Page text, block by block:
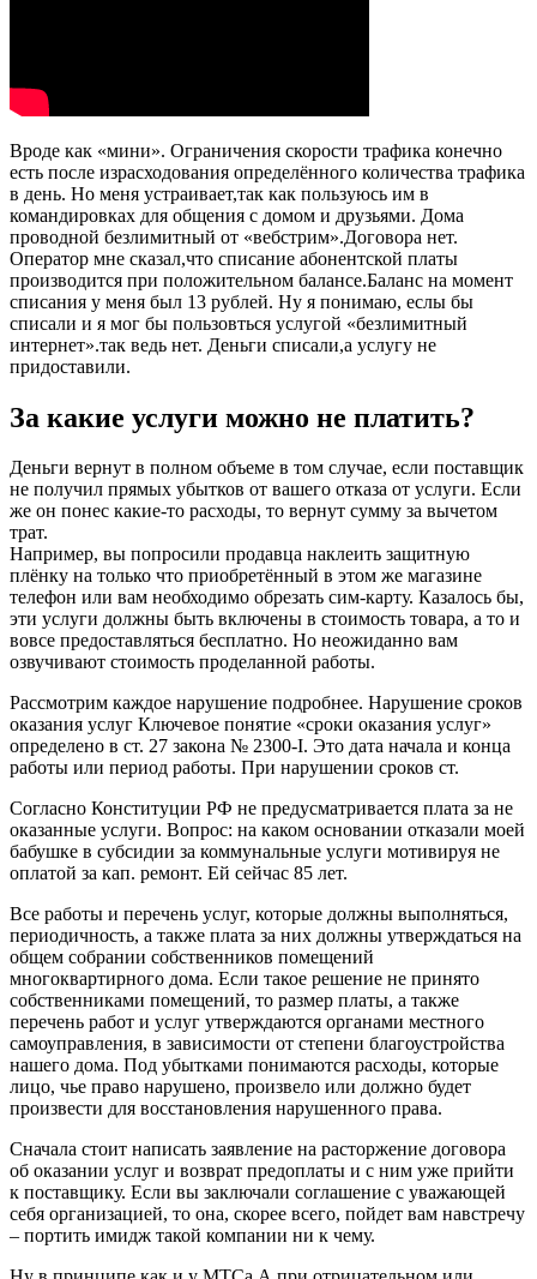
Вроде как «мини». Ограничения скорости трафика конечно
есть после израсходования определённого количества трафика
в день. Но меня устраивает,так как пользуюсь им в
командировках для общения с домом и друзьями. Дома
проводной безлимитный от «вебстрим».Договора нет.
Оператор мне сказал,что списание абонентской платы
производится при положительном балансе.Баланс на момент
списания у меня был 13 рублей. Ну я понимаю, еслы бы
списали и я мог бы пользовться услугой «безлимитный
интернет».так ведь нет. Деньги списали,а услугу не
придоставили.
За какие услуги можно не платить?
Деньги вернут в полном объеме в том случае, если поставщик
не получил прямых убытков от вашего отказа от услуги. Если
же он понес какие-то расходы, то вернут сумму за вычетом
трат.
Например, вы попросили продавца наклеить защитную
плёнку на только что приобретённый в этом же магазине
телефон или вам необходимо обрезать сим-карту. Казалось бы,
эти услуги должны быть включены в стоимость товара, а то и
вовсе предоставляться бесплатно. Но неожиданно вам
озвучивают стоимость проделанной работы.
Рассмотрим каждое нарушение подробнее. Нарушение сроков
оказания услуг Ключевое понятие «сроки оказания услуг»
определено в ст. 27 закона № 2300-I. Это дата начала и конца
работы или период работы. При нарушении сроков ст.
Согласно Конституции РФ не предусматривается плата за не
оказанные услуги. Вопрос: на каком основании отказали моей
бабушке в субсидии за коммунальные услуги мотивируя не
оплатой за кап. ремонт. Ей сейчас 85 лет.
Все работы и перечень услуг, которые должны выполняться,
периодичность, а также плата за них должны утверждаться на
общем собрании собственников помещений
многоквартирного дома. Если такое решение не принято
собственниками помещений, то размер платы, а также
перечень работ и услуг утверждаются органами местного
самоуправления, в зависимости от степени благоустройства
нашего дома. Под убытками понимаются расходы, которые
лицо, чье право нарушено, произвело или должно будет
произвести для восстановления нарушенного права.
Сначала стоит написать заявление на расторжение договора
об оказании услуг и возврат предоплаты и с ним уже прийти
к поставщику. Если вы заключали соглашение с уважающей
себя организацией, то она, скорее всего, пойдет вам навстречу
– портить имидж такой компании ни к чему.